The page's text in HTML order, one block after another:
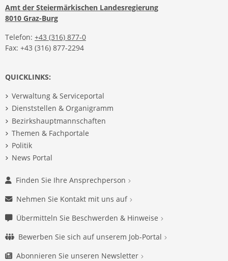
Amt der Steiermärkischen Landesregierung
8010 Graz-Burg
Telefon: +43 (316) 877-0
Fax: +43 (316) 877-2294
QUICKLINKS:
Verwaltung & Serviceportal
Dienststellen & Organigramm
Bezirkshauptmannschaften
Themen & Fachportale
Politik
News Portal
Finden Sie Ihre Ansprechperson
Nehmen Sie Kontakt mit uns auf
Übermitteln Sie Beschwerden & Hinweise
Bewerben Sie sich auf unserem Job-Portal
Abonnieren Sie unseren Newsletter